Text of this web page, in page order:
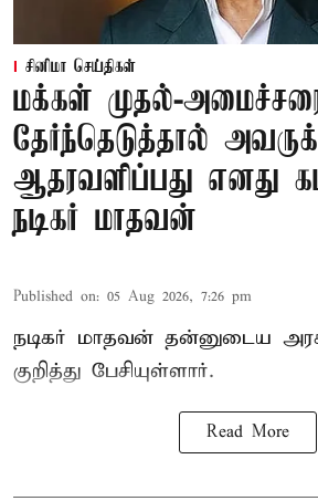
சினிமா செய்திகள்
மக்கள் முதல்-
தேர்ந்தெடுத்தால்
ஆதரவளிப்பது எனது
நடிகர் மாதவன்
Published on: 05 Aug 2026, 7:26 pm
நடிகர் மாதவன் தன்னுடைய
குறித்து பேசியுள்ளார்.
Read More